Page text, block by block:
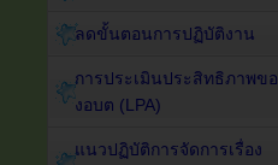
ลดขั้นตอนการปฏิบัติงาน
การประเมินประสิทธิภาพขอ
งอบต (LPA)
แนวปฏิบัติการจัดการเรื่อง